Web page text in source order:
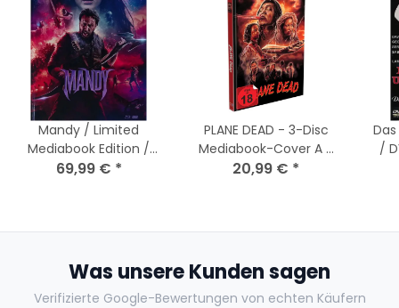
Mandy / Limited
Mediabook Edition /
Cover B / 3 Discs / Blu-
69,99 € *
PLANE DEAD - 3-Disc
Mediabook-Cover A -
Limited 666 Edition
20,99 € *
/
Was unsere Kunden sagen
Verifizierte Google-Bewertungen von echten Käufern